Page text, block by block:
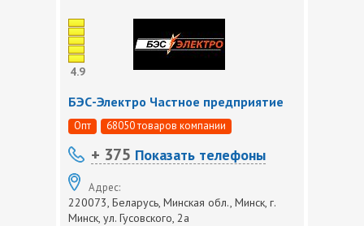
4.9
БЭС-Электро Частное предприятие
Опт 68050 товаров компании
+ 375 Показать телефоны
Адрес:
220073, Беларусь, Минская обл., Минск, г.
Минск, ул. Гусовского, 2а